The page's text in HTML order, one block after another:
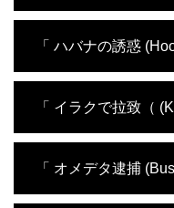
した25年の懲役は、4年に
ル刑務所だった。
ち込んだという疑いをかけ
験を、ドラマチックに再現
た10
めた
に加
薬を
う。
「 ハバナの誘惑
ロデ
彼女
去り
に密
「 イラクで拉致（
町タ
た。
「 オメデタ逮捕